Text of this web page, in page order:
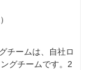
チームは、自社ロ
グチームです。2